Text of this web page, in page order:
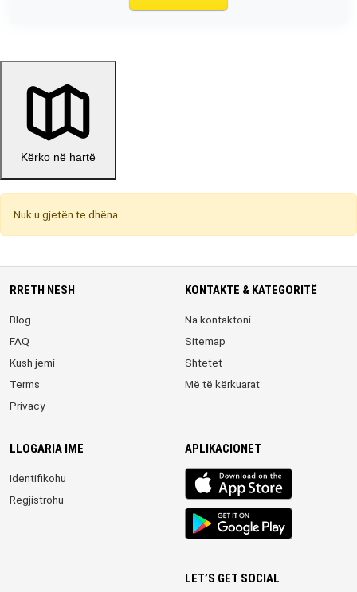
Kërko në hartë
Nuk u gjetën te dhëna
RRETH NESH
Blog
FAQ
Kush jemi
Terms
Privacy
KONTAKTE & KATEGORITË
Na kontaktoni
Sitemap
Shtetet
Më të kërkuarat
LLOGARIA IME
Identifikohu
Regjistrohu
APLIKACIONET
iOS
app
Android
App
LET’S GET SOCIAL